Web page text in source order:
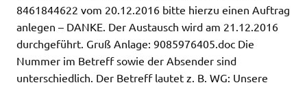
8461844622 vom 20.12.2016 bitte hierzu einen Auftrag
anlegen – DANKE. Der Austausch wird am 21.12.2016
durchgeführt. Gruß Anlage: 9085976405.doc Die
Nummer im Betreff sowie der Absender sind
unterschiedlich. Der Betreff lautet z. B. WG: Unsere